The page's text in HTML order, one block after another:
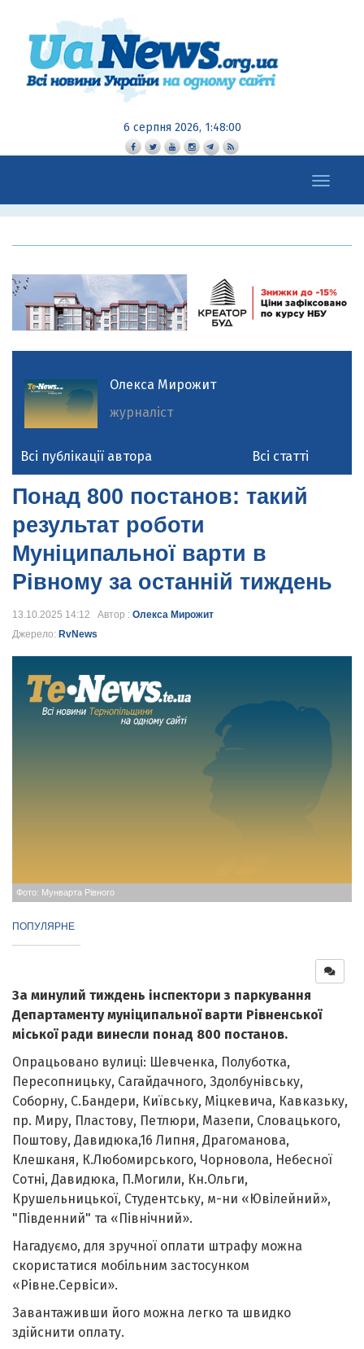
6 серпня 2026, 1:48:01
Toggle
navigation
Олекса Мирожит
журналіст
Всі публікації автора Всі статті
Понад 800 постанов: такий
результат роботи
Муніципальної варти в
Рівному за останній тиждень
13.10.2025 14:12 Автор : Олекса Мирожит
Джерело: RvNews
Фото: Мунварта Рівного
ПОПУЛЯРНЕ
За минулий тиждень інспектори з паркування
Департаменту муніципальної варти Рівненської
міської ради винесли понад 800 постанов.
Опрацьовано вулиці: Шевченка, Полуботка,
Пересопницьку, Сагайдачного, Здолбунівську,
Соборну, С.Бандери, Київську, Міцкевича, Кавказьку,
пр. Миру, Пластову, Петлюри, Мазепи, Словацького,
Поштову, Давидюка,16 Липня, Драгоманова,
Клешканя, К.Любомирського, Чорновола, Небесної
Сотні, Давидюка, П.Могили, Кн.Ольги,
Крушельницької, Студентську, м-ни «Ювілейний»,
"Південний" та «Північний».
Нагадуємо, для зручної оплати штрафу можна
скористатися мобільним застосунком
«Рівне.Сервіси».
Завантаживши його можна легко та швидко
здійснити оплату.